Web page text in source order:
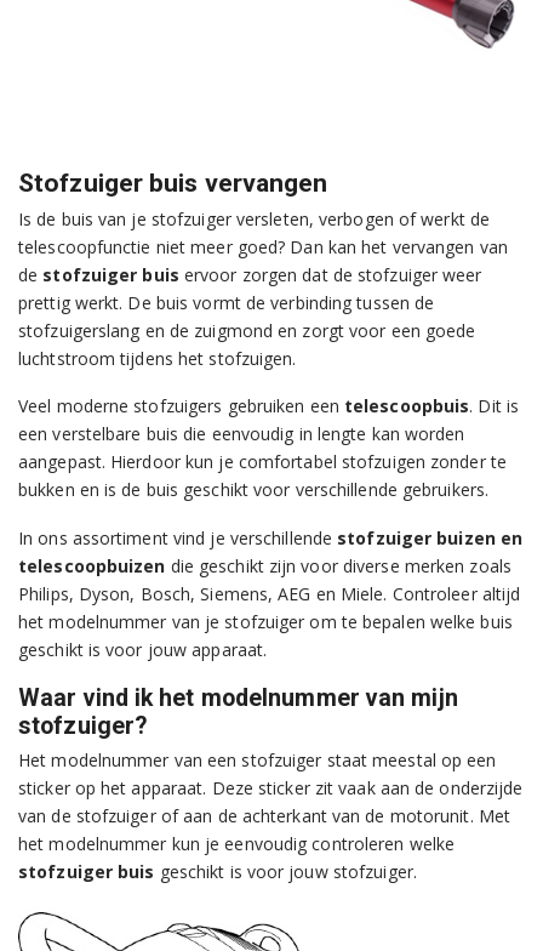
Stofzuiger buis vervangen
Is de buis van je stofzuiger versleten, verbogen of werkt de
telescoopfunctie niet meer goed? Dan kan het vervangen van
de stofzuiger buis ervoor zorgen dat de stofzuiger weer
prettig werkt. De buis vormt de verbinding tussen de
stofzuigerslang en de zuigmond en zorgt voor een goede
luchtstroom tijdens het stofzuigen.
Veel moderne stofzuigers gebruiken een telescoopbuis. Dit is
een verstelbare buis die eenvoudig in lengte kan worden
aangepast. Hierdoor kun je comfortabel stofzuigen zonder te
bukken en is de buis geschikt voor verschillende gebruikers.
In ons assortiment vind je verschillende stofzuiger buizen en
telescoopbuizen die geschikt zijn voor diverse merken zoals
Philips, Dyson, Bosch, Siemens, AEG en Miele. Controleer altijd
het modelnummer van je stofzuiger om te bepalen welke buis
geschikt is voor jouw apparaat.
Waar vind ik het modelnummer van mijn
stofzuiger?
Het modelnummer van een stofzuiger staat meestal op een
sticker op het apparaat. Deze sticker zit vaak aan de onderzijde
van de stofzuiger of aan de achterkant van de motorunit. Met
het modelnummer kun je eenvoudig controleren welke
stofzuiger buis geschikt is voor jouw stofzuiger.